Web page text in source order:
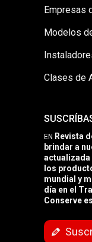
Empresas
Modelos
Clases de
EN Revista
brindar a
los
mundial y
día en el
Conserve